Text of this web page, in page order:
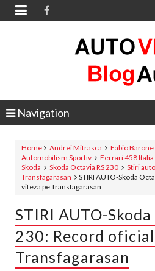

Navigation
Home Andrei Mitrasca Fabio Barone
Automobilism Sportiv
Ferrari 458 Italia
Skoda
Skoda Octavia RS 230 Stiri auto
Transfagarasan
STIRI AUTO-Skoda
viteza pe Transfagarasan
STIRI AUTO-
230: Record
Transfagarasan